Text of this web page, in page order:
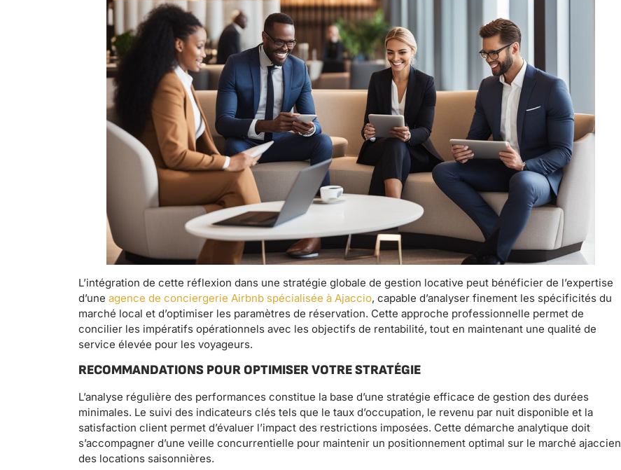
L’intégration de cette réflexion dans une stratégie globale de gestion locative peut bénéficier de l’expertise
d’une agence de conciergerie Airbnb spécialisée à Ajaccio, capable d’analyser finement les spécificités du
marché local et d’optimiser les paramètres de réservation. Cette approche professionnelle permet de
concilier les impératifs opérationnels avec les objectifs de rentabilité, tout en maintenant une qualité de
service élevée pour les voyageurs.
RECOMMANDATIONS POUR OPTIMISER VOTRE STRATÉGIE
L’analyse régulière des performances constitue la base d’une stratégie efficace de gestion des durées
minimales. Le suivi des indicateurs clés tels que le taux d’occupation, le revenu par nuit disponible et la
satisfaction client permet d’évaluer l’impact des restrictions imposées. Cette démarche analytique doit
s’accompagner d’une veille concurrentielle pour maintenir un positionnement optimal sur le marché ajaccien
des locations saisonnières.